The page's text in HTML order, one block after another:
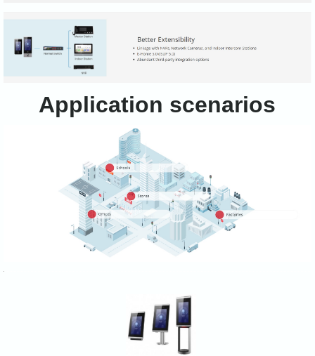
Application scenarios